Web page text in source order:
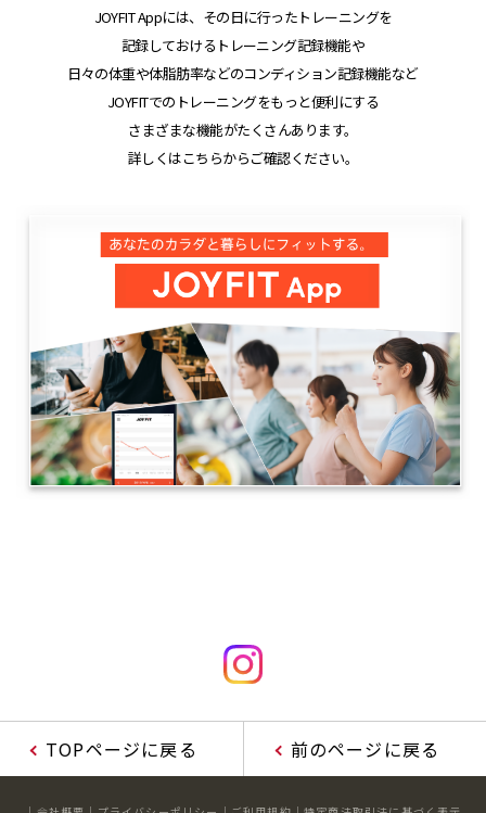
JOYFIT Appには、その日に行ったトレーニングを
記録しておけるトレーニング記録機能や
日々の体重や体脂肪率などのコンディション記録機能など
JOYFITでのトレーニングをもっと便利にする
さまざまな機能がたくさんあります。
詳しくはこちらからご確認ください。
TOPページに戻る 前のページに戻る